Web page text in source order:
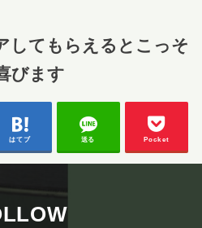
してもらえるとこっそ
びます
はてブ 送る Pocket